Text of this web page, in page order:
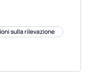
sulla rilevazione